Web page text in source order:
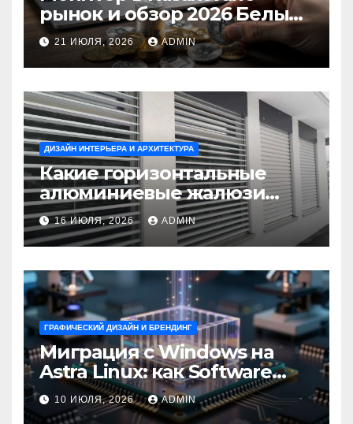
рынок и обзор 2026 Белый
Ветер Shop.kz
21 ИЮЛЯ, 2026 ADMIN
ДИЗАЙН ИНТЕРЬЕРА И АРХИТЕКТУРА
Какие горизонтальные
алюминиевые жалюзи
выбрать для окон?
16 ИЮЛЯ, 2026 ADMIN
ГРАФИЧЕСКИЙ ДИЗАЙН И БРЕНДИНГ
Миграция с Windows на
Astra Linux: как Software
Group успешно перешла на
отечественную ОС
10 ИЮЛЯ, 2026 ADMIN